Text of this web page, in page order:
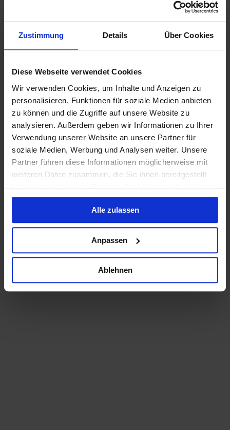
Zustimmung Details Über Cookies
Diese Webseite verwendet Cookies
Wir verwenden Cookies, um Inhalte und Anzeigen zu
personalisieren, Funktionen für soziale Medien anbieten
zu können und die Zugriffe auf unsere Website zu
analysieren. Außerdem geben wir Informationen zu Ihrer
Verwendung unserer Website an unsere Partner für
soziale Medien, Werbung und Analysen weiter. Unsere
Partner führen diese Informationen möglicherweise mit
weiteren Daten zusammen, die Sie ihnen bereitgestellt
haben oder die sie im Rahmen Ihrer Nutzung der Dienste
gesammelt haben.
Alle zulassen
Anpassen
Ablehnen